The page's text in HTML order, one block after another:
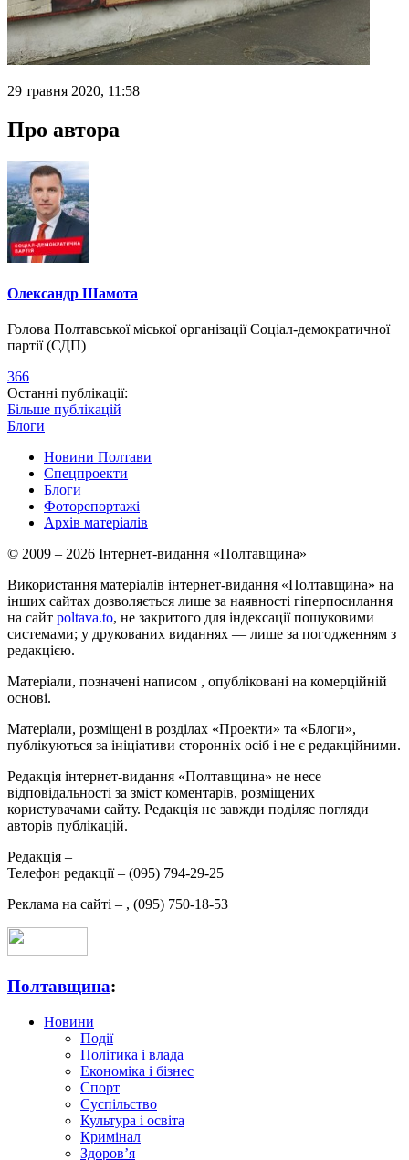
29 травня 2020, 11:58
Про автора
Олександр Шамота
Голова Полтавської міської організації Соціал-демократичної
партії (СДП)
366
Останні публікації:
Більше публікацій
Блоги
Новини Полтави
Спецпроекти
Блоги
Фоторепортажі
Архів матеріалів
© 2009 – 2026 Інтернет-видання «Полтавщина»
Використання матеріалів інтернет-видання «Полтавщина» на
інших сайтах дозволяється лише за наявності гіперпосилання
на сайт poltava.to, не закритого для індексації пошуковими
системами; у друкованих виданнях — лише за погодженням з
редакцією.
Матеріали, позначені написом , опубліковані на комерційній
основі.
Матеріали, розміщені в розділах «Проекти» та «Блоги»,
публікуються за ініціативи сторонніх осіб і не є редакційними.
Редакція інтернет-видання «Полтавщина» не несе
відповідальності за зміст коментарів, розміщених
користувачами сайту. Редакція не завжди поділяє погляди
авторів публікацій.
Редакція –
Телефон редакції – (095) 794-29-25
Реклама на сайті – , (095) 750-18-53
Полтавщина:
Новини
Події
Політика і влада
Економіка і бізнес
Спорт
Суспільство
Культура і освіта
Кримінал
Здоров’я